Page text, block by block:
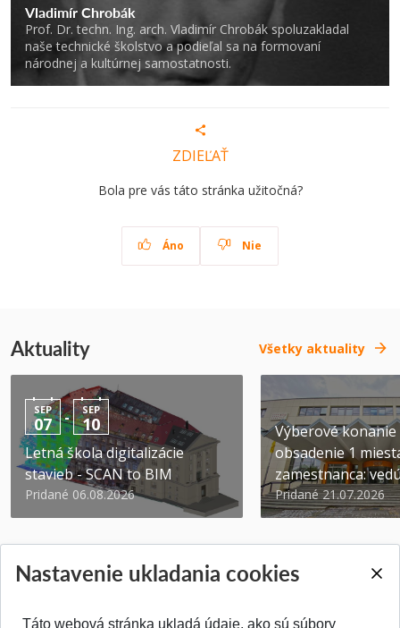
Vladimír Chrobák
Prof. Dr. techn. Ing. arch. Vladimír Chrobák spoluzakladal
naše technické školstvo a podieľal sa na formovaní
národnej a kultúrnej samostatnosti.
ZDIEĽAŤ
Bola pre vás táto stránka užitočná?
Áno Nie
Aktuality Všetky aktuality
SEP
07 - SEP
10
Letná škola digitalizácie
stavieb - SCAN to BIM
Pridané 06.08.2026
Výberové konanie
obsadenie 1
zamestnanca:
Pridané 21.07.2026
Nastavenie ukladania cookies
Táto webová stránka ukladá údaje, ako sú súbory